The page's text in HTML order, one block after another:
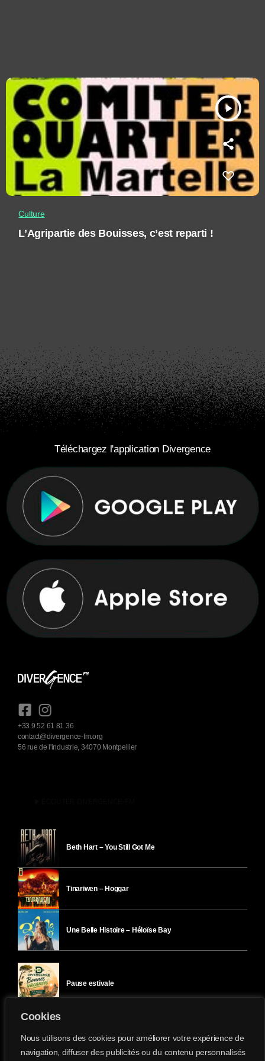
Cookies
Nous utilisons des cookies pour améliorer votre expérience de
navigation, diffuser des publicités ou du contenu personnalisés
play_arrow
Culture
L’Agripartie des Bouisses, c’est reparti !
Téléchargez l'application Divergence
+33 9 52 61 81 36
contact@divergence-fm.org
56 rue de l'industrie, 34070 Montpellier
Beth Hart – You Still Got Me
Tinariwen – Hoggar
Une Belle Histoire – Héloïse Bay
Pause estivale